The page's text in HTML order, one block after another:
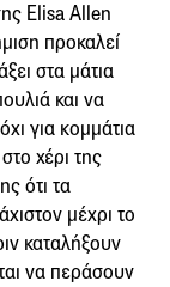
Elisa Allen
προκαλεί
στα μάτια
και να
για κομμάτια
χέρι της
ότι τα
μέχρι το
καταλήξουν
να περάσουν